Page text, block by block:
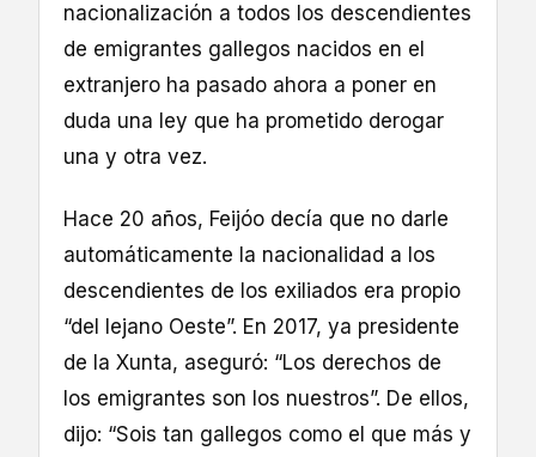
nacionalización a todos los descendientes
de emigrantes gallegos nacidos en el
extranjero ha pasado ahora a poner en
duda una ley que ha prometido derogar
una y otra vez.
Hace 20 años, Feijóo decía que no darle
automáticamente la nacionalidad a los
descendientes de los exiliados era propio
“del lejano Oeste”. En 2017, ya presidente
de la Xunta, aseguró: “Los derechos de
los emigrantes son los nuestros”. De ellos,
dijo: “Sois tan gallegos como el que más y